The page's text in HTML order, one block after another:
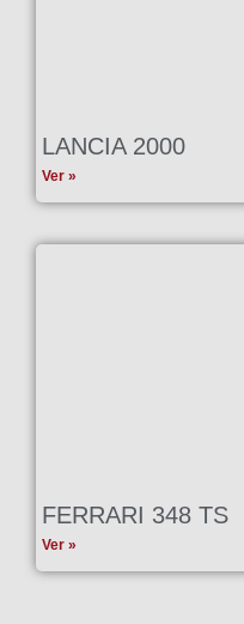
LANCIA 2000
Ver »
FERRARI 348 TS
Ver »